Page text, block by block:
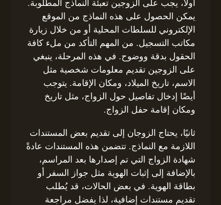
أولاً، يجب على الزوجين تعبئة النماذج المطلوبة.
يمكن الحصول على هذه النماذج من الموقع
الإلكتروني للسلطات المحلية أو من خلال زيارة
مكاتب التسجيل. من المهم التأكد من ملء كافة
الحقول بدقة ووضوح. في هذه المرحلة، ينبغي
على الزوجين تقديم معلومات شخصية مثل
الاسم، تاريخ الميلاد، ومكان الإقامة. يتوجب
أيضًا إدخال تفاصيل حول الزواج، مثل تاريخ
ومكان إقامة حفل الزواج.
ثانيًا، يحتاج الزوجان إلى تقديم بعض المستندات
اللازمة مع النماذج. تتضمن هذه المستندات عادةً
شهادة الزواج التي تم إصدارها بعد المراسم،
بالإضافة إلى إثبات الهوية مثل جواز السفر أو
بطاقة الهوية. في بعض الحالات، قد يُطلب
تقديم مستندات إضافية، لذا يفضل مراجعة